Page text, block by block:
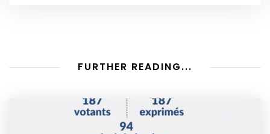
FURTHER READING...